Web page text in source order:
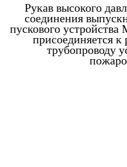
Рукав высокого
соединения
пускового
присоединяется к
трубопроводу